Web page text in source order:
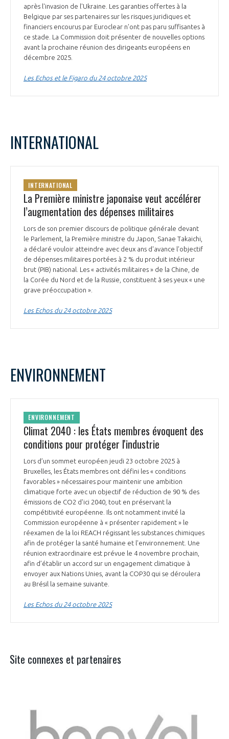
après l'invasion de l'Ukraine. Les garanties offertes à la
Belgique par ses partenaires sur les risques juridiques et
financiers encourus par Euroclear n’ont pas paru suffisantes à
ce stade. La Commission doit présenter de nouvelles options
avant la prochaine réunion des dirigeants européens en
décembre 2025.
Les Echos et le Figaro du 24 octobre 2025
INTERNATIONAL
INTERNATIONAL
La Première ministre japonaise veut accélérer
l’augmentation des dépenses militaires
Lors de son premier discours de politique générale devant
le Parlement, la Première ministre du Japon, Sanae Takaichi,
a déclaré vouloir atteindre avec deux ans d'avance l'objectif
de dépenses militaires portées à 2 % du produit intérieur
brut (PIB) national. Les « activités militaires » de la Chine, de
la Corée du Nord et de la Russie, constituent à ses yeux « une
grave préoccupation ».
Les Echos du 24 octobre 2025
ENVIRONNEMENT
ENVIRONNEMENT
Climat 2040 : les États membres évoquent des
conditions pour protéger l'industrie
Lors d’un sommet européen jeudi 23 octobre 2025 à
Bruxelles, les États membres ont défini les « conditions
favorables » nécessaires pour maintenir une ambition
climatique forte avec un objectif de réduction de 90 % des
émissions de CO2 d'ici 2040, tout en préservant la
compétitivité européenne. Ils ont notamment invité la
Commission européenne à « présenter rapidement » le
réexamen de la loi REACH régissant les substances chimiques
afin de protéger la santé humaine et l'environnement. Une
réunion extraordinaire est prévue le 4 novembre prochain,
afin d’établir un accord sur un engagement climatique à
envoyer aux Nations Unies, avant la COP30 qui se déroulera
au Brésil la semaine suivante.
Les Echos du 24 octobre 2025
Site connexes et partenaires